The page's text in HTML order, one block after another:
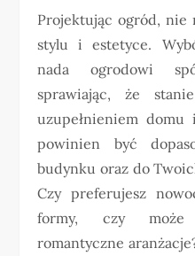
Projektując ogród, nie
stylu i estetyce.
nada ogrodowi
sprawiając, że
uzupełnieniem
powinien być
budynku oraz do
Czy preferujesz
formy, czy może
romantyczne